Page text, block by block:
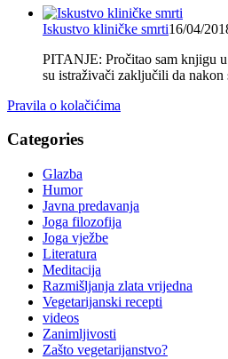
Iskustvo kliničke smrti16/04/
PITANJE: Pročitao sam knjigu
su istraživači zaključili da
Pravila o kolačićima
Categories
Glazba
Humor
Javna predavanja
Joga filozofija
Joga vježbe
Literatura
Meditacija
Razmišljanja zlata vrijedna
Vegetarijanski recepti
videos
Zanimljivosti
Zašto vegetarijanstvo?